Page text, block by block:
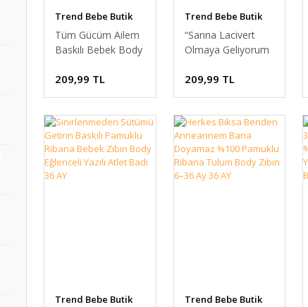
Trend Bebe Butik
Tüm Gücüm Ailem
Baskılı Bebek Body
Pamuk, Uzun Kollu
209,99 TL
Trend Bebe Butik
“Sarına Lacivert
Olmaya Geliyorum
%100 Pamuk,Uzun
209,99 TL
Trend Bebe Butik Trend Bebe Butik